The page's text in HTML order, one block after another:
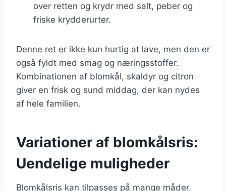
over retten og krydr med salt, peber og
friske krydderurter.
Denne ret er ikke kun hurtig at lave, men den er
også fyldt med smag og næringsstoffer.
Kombinationen af blomkål, skaldyr og citron
giver en frisk og sund middag, der kan nydes
af hele familien.
Variationer af blomkålsris:
Uendelige muligheder
Blomkålsris kan tilpasses på mange måder,